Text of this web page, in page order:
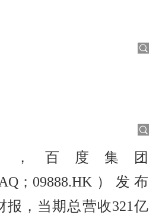
，百度集团
；09888.HK）发布
报，当期总营收321亿